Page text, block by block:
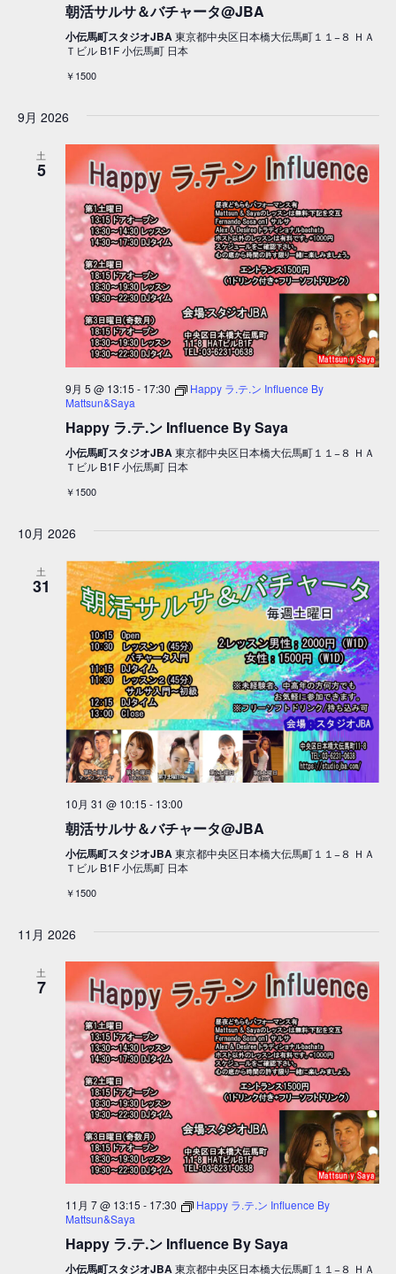
朝活サルサ＆バチャータ@JBA
小伝馬町スタジオJBA東京都中央区日本橋大伝馬町１１−８ ＨＡ
Ｔビル B1F 小伝馬町 日本
￥1500
9月 2026
土
5
9月 5 @ 13:15 - 17:30
Happy ラ.テ.ン Influence By
Mattsun&Saya
Happy ラ.テ.ン Influence By Saya
小伝馬町スタジオJBA東京都中央区日本橋大伝馬町１１−８ ＨＡ
Ｔビル B1F 小伝馬町 日本
￥1500
10月 2026
土
31
10月 31 @ 10:15 - 13:00
朝活サルサ＆バチャータ@JBA
小伝馬町スタジオJBA 東京都中央区日本橋大伝馬町１１−８ ＨＡ
Ｔビル B1F 小伝馬町 日本
￥1500
11月 2026
土
7
11月 7 @ 13:15 - 17:30
Happy ラ.テ.ン Influence By
Mattsun&Saya
Happy ラ.テ.ン Influence By Saya
小伝馬町スタジオJBA東京都中央区日本橋大伝馬町１１−８ ＨＡ